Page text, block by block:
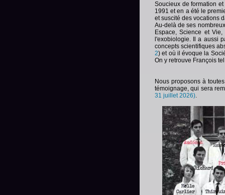
Soucieux de formation
1991 et en a été le
et suscité des vocations
Au-delà de ses
Espace, Science et
l'exobiologie. Il a aussi
concepts scientifiques
2) et où il évoque la
On y retrouve François
Nous proposons à
témoignage, qui sera
31 juillet 2026).